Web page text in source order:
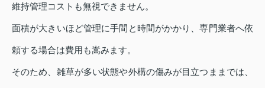
維持管理コストも無視できません。
面積が大きいほど管理に手間と時間がかかり、専門業者へ依
頼する場合は費用も嵩みます。
そのため、雑草が多い状態や外構の傷みが目立つままでは、